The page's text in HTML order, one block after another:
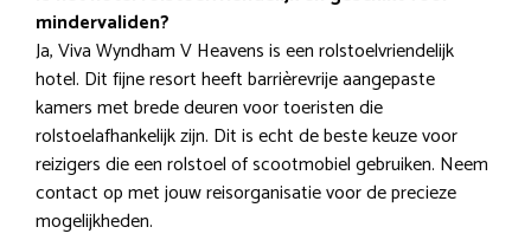
mindervaliden?
Ja, Viva Wyndham V Heavens is een rolstoelvriendelijk
hotel. Dit fijne resort heeft barrièrevrije aangepaste
kamers met brede deuren voor toeristen die
rolstoelafhankelijk zijn. Dit is echt de beste keuze voor
reizigers die een rolstoel of scootmobiel gebruiken. Neem
contact op met jouw reisorganisatie voor de precieze
mogelijkheden.